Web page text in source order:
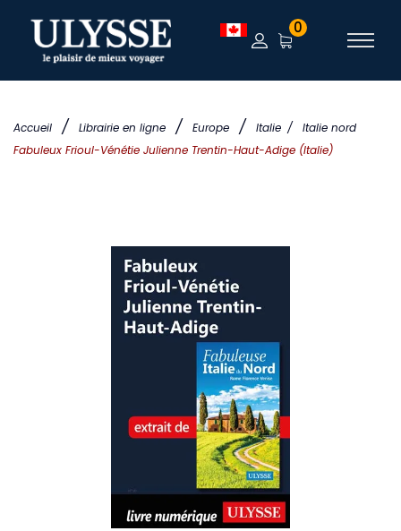
Accueil / Librairie en ligne / Europe / Italie /
Italie nord
Fabuleux Frioul-Vénétie Julienne Trentin-Haut-Adige (Italie)
0